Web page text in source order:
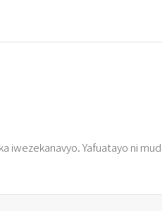
iwezekanavyo. Yafuatayo ni